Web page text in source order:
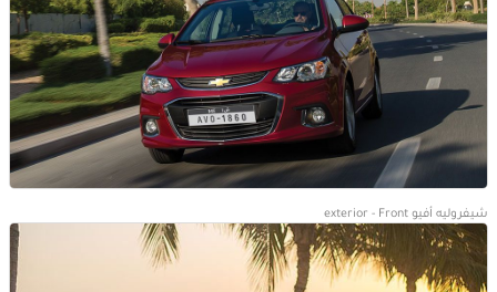
شيفروليه أفيو exterior - Front